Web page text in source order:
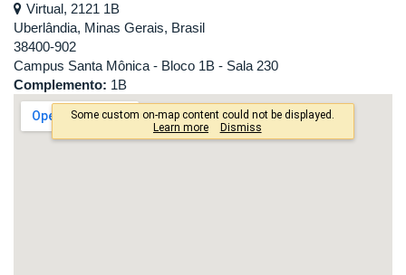
Virtual, 2121 1B
Uberlândia, Minas Gerais, Brasil
38400-902
Campus Santa Mônica - Bloco 1B - Sala 230
Complemento: 1B